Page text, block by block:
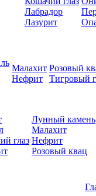
Лабрадор
Лазурит
Малахит
Нефрит
Розовый
Тигровый
глаз
Лунный камень
Малахит
Нефрит
Розовый квац